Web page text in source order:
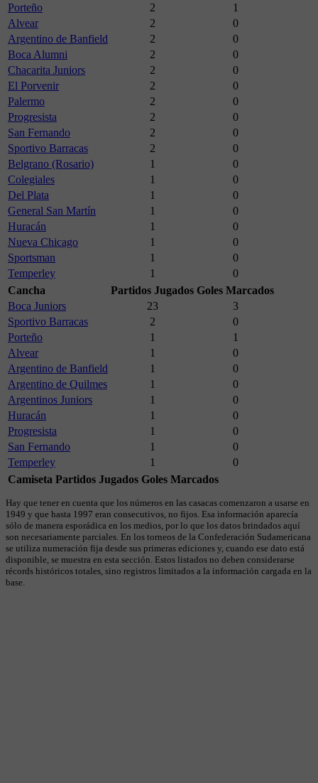
Porteño
2
1
Alvear
2
0
Argentino de Banfield
2
0
Boca Alumni
2
0
Chacarita Juniors
2
0
El Porvenir
2
0
Palermo
2
0
Progresista
2
0
San Fernando
2
0
Sportivo Barracas
2
0
Belgrano (Rosario)
1
0
Colegiales
1
0
Del Plata
1
0
General San Martín
1
0
Huracán
1
0
Nueva Chicago
1
0
Sportsman
1
0
Temperley
1
0
Cancha
Partidos Jugados Goles Marcados
Boca Juniors
23
3
Sportivo Barracas
2
0
Porteño
1
1
Alvear
1
0
Argentino de Banfield
1
0
Argentino de Quilmes
1
0
Argentinos Juniors
1
0
Huracán
1
0
Progresista
1
0
San Fernando
1
0
Temperley
1
0
Camiseta Partidos Jugados Goles Marcados
Hay que tener en cuenta que los números en las casacas comenzaron a usarse en
1949 y que hasta 1997 eran consecutivos, no fijos. Esa información aparecía
sólo de manera esporádica en los medios, por lo que los datos brindados aquí
son necesariamente parciales. En los torneos de la Confederación Sudamericana
se utiliza numeración fija desde sus primeras ediciones y, cuando ese dato está
disponible, se muestra en esta sección. Estos listados no deben considerarse
récords históricos totales, sino registros limitados a la información cargada en la
base.